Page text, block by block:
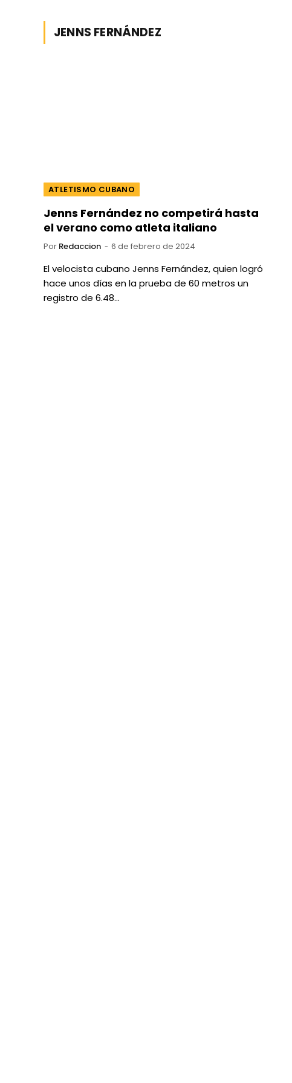
JENNS FERNÁNDEZ
ATLETISMO CUBANO
Jenns Fernández no competirá hasta
el verano como atleta italiano
Por Redaccion 6 de febrero de 2024
El velocista cubano Jenns Fernández, quien logró
hace unos días en la prueba de 60 metros un
registro de 6.48…